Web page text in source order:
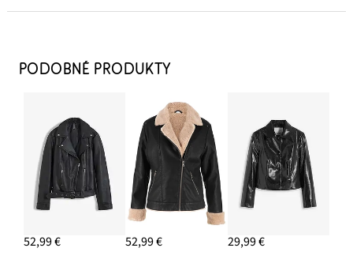
34,99 €
PRIDAŤ DO KOŠÍKA
Koženková bunda z viskózy
47,99 €
PRIDAŤ DO KOŠÍKA
Sada retiazok (3-dielna)
PODOBNÉ PRODUKTY
52,99 € 52,99 € 29,99 €